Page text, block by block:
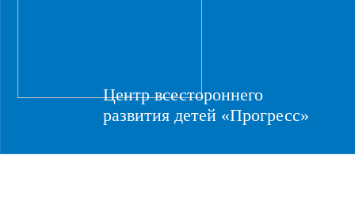
Центр всестороннего
развития детей «Прогресс»